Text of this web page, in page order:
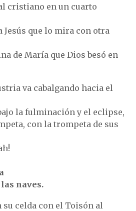
cristiano en un cuarto
que lo mira con otra
de María que Dios besó en
va cabalgando hacia el
la fulminación y el eclipse,
con la trompeta de sus
naves.
su celda con el Toisón al